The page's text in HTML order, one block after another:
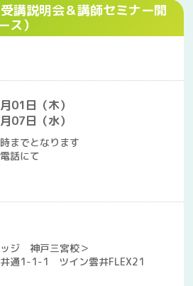
講説明会＆講師セミナー開
ス）
01日（木）
日（水）
までとなります
話にて
ジ 神戸三宮校＞
井通1-1-1 ツイン雲井FLEX21